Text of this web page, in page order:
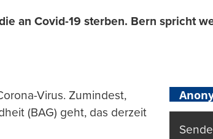
an Covid-19 sterben. Bern spricht
Virus. Zumindest,
(BAG) geht, das derzeit